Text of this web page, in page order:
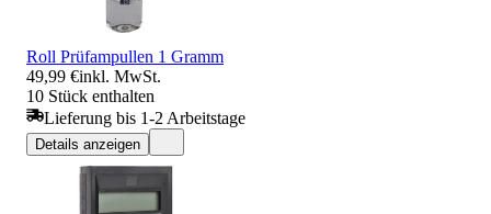
Roll Prüfampullen 1 Gramm
49,99 €inkl. MwSt.
10 Stück enthalten
Lieferung bis 1-2 Arbeitstage
Details anzeigen